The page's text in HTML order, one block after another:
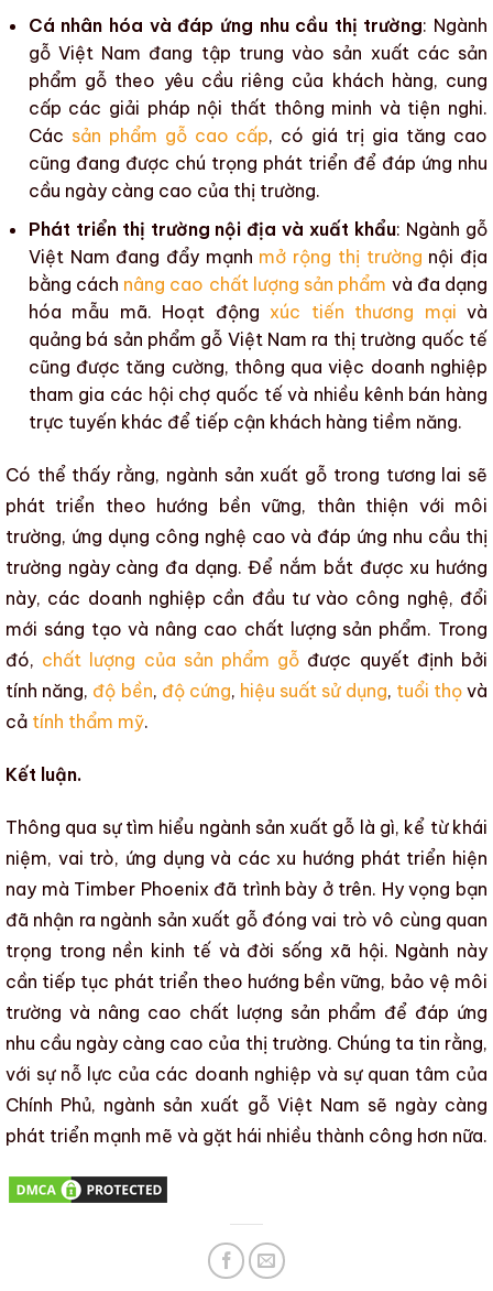
Cá nhân hóa và đáp ứng nhu cầu thị trường: Ngành
gỗ Việt Nam đang tập trung vào sản xuất các sản
phẩm gỗ theo yêu cầu riêng của khách hàng, cung
cấp các giải pháp nội thất thông minh và tiện nghi.
Các sản phẩm gỗ cao cấp, có giá trị gia tăng cao
cũng đang được chú trọng phát triển để đáp ứng nhu
cầu ngày càng cao của thị trường.
Phát triển thị trường nội địa và xuất khẩu: Ngành gỗ
Việt Nam đang đẩy mạnh mở rộng thị trường nội địa
bằng cách nâng cao chất lượng sản phẩm và đa dạng
hóa mẫu mã. Hoạt độngxúc tiến thương mại và
quảng bá sản phẩm gỗ Việt Nam ra thị trường quốc tế
cũng được tăng cường, thông qua việc doanh nghiệp
tham gia các hội chợ quốc tế và nhiều kênh bán hàng
trực tuyến khác để tiếp cận khách hàng tiềm năng.
Có thể thấy rằng, ngành sản xuất gỗ trong tương lai sẽ
phát triển theo hướng bền vững, thân thiện với môi
trường, ứng dụng công nghệ cao và đáp ứng nhu cầu thị
trường ngày càng đa dạng. Để nắm bắt được xu hướng
này, các doanh nghiệp cần đầu tư vào công nghệ, đổi
mới sáng tạo và nâng cao chất lượng sản phẩm. Trong
đó, chất lượng của sản phẩm gỗ được quyết định bởi
tính năng, độ bền, độ cứng, hiệu suất sử dụng, tuổi thọvà
cả tính thẩm mỹ.
Kết luận.
Thông qua sự tìm hiểu ngành sản xuất gỗ là gì, kể từ khái
niệm, vai trò, ứng dụng và các xu hướng phát triển hiện
nay mà Timber Phoenix đã trình bày ở trên. Hy vọng bạn
đã nhận ra ngành sản xuất gỗđóng vai trò vô cùng quan
trọng trong nền kinh tế và đời sống xã hội. Ngành này
cần tiếp tục phát triển theo hướng bền vững, bảo vệ môi
trường và nâng cao chất lượng sản phẩm để đáp ứng
nhu cầu ngày càng cao của thị trường. Chúng ta tin rằng,
với sự nỗ lực của các doanh nghiệp và sự quan tâm của
Chính Phủ, ngành sản xuất gỗViệt Nam sẽ ngày càng
phát triển mạnh mẽ và gặt hái nhiều thành công hơn nữa.